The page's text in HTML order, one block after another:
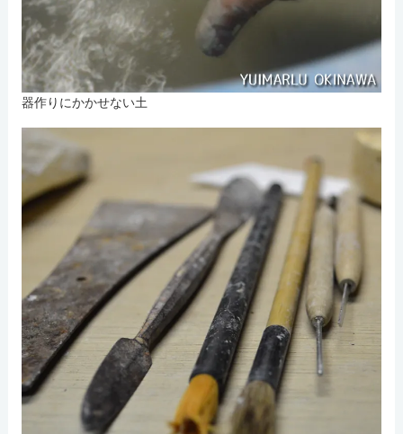
器作りにかかせない土